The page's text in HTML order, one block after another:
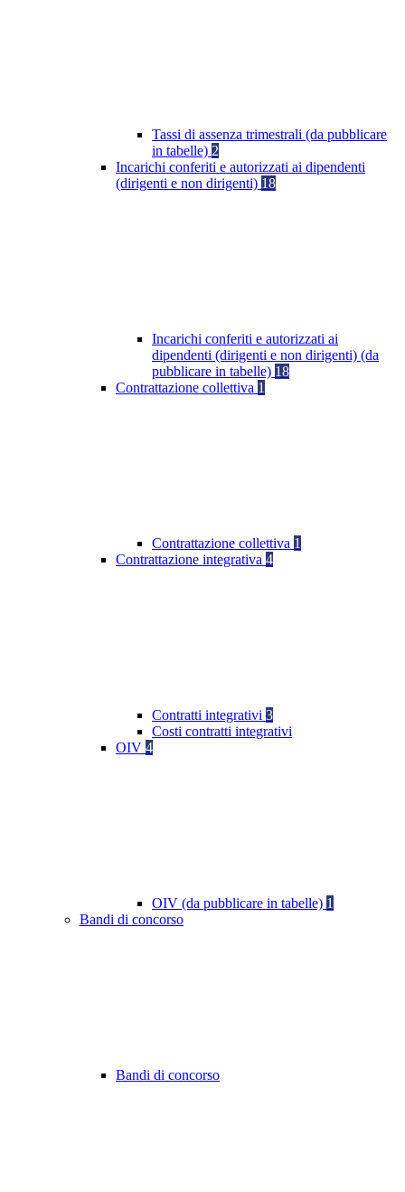
Tassi di assenza trimestrali (da pubblicare
in tabelle) 2
Incarichi conferiti e autorizzati ai dipendenti
(dirigenti e non dirigenti) 18
Incarichi conferiti e autorizzati ai
dipendenti (dirigenti e non dirigenti) (da
pubblicare in tabelle) 18
Contrattazione collettiva 1
Contrattazione collettiva 1
Contrattazione integrativa 4
Contratti integrativi 3
Costi contratti integrativi
OIV 4
OIV (da pubblicare in tabelle) 1
Bandi di concorso
Bandi di concorso